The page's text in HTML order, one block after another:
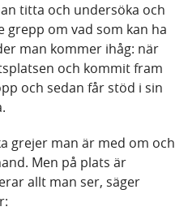
titta och undersöka och
om vad som kan ha
man kommer ihåg: när
och kommit fram
och sedan får stöd i sin
grejer man är med om och
Men på plats är
allt man ser, säger